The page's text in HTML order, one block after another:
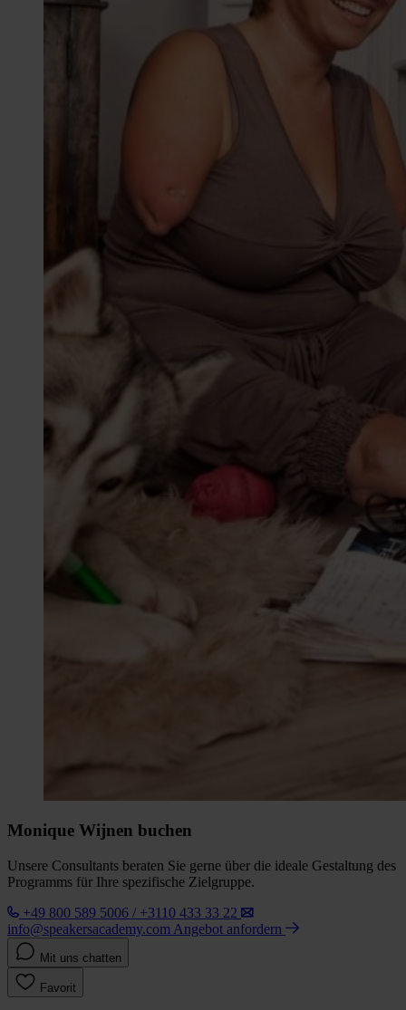
Monique Wijnen buchen
Unsere Consultants beraten Sie gerne über die ideale Gestaltung des
Programms für Ihre spezifische Zielgruppe.
+49 800 589 5006 / +3110 433 33 22
info@speakersacademy.com Angebot anfordern
Mit uns chatten
Favorit